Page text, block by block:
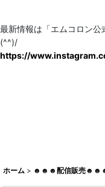
最新情報は「エムコロン
(^^)/
https://
ホーム > ☻☻☻配信販売